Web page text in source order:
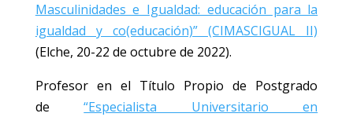
Masculinidades e Igualdad: educación para la
igualdad y co(educación)” (CIMASCIGUAL II)
(Elche, 20-22 de octubre de 2022).
Profesor en el Título Propio de Postgrado
de“Especialista Universitario en